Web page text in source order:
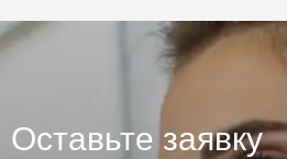
Оставьте заявку